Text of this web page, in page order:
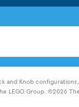
and Knob
LEGO Group. ©2026